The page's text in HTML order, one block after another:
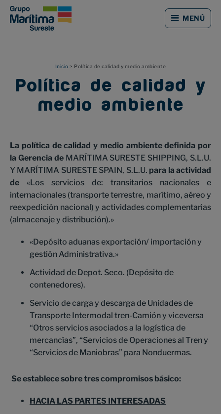
Saltar
contenido
Saltar
MENÚ
Inicio > Política de calidad y medio ambiente
Política de calidad y
medio ambiente
La política de calidad y medio ambiente definida por
la Gerencia de MARÍTIMA SURESTE SHIPPING, S.L.U.
Y MARÍTIMA SURESTE SPAIN, S.L.U. para la actividad
de «Los servicios de: transitarios nacionales e
internacionales (transporte terrestre, marítimo, aéreo y
reexpedición nacional) y actividades complementarias
(almacenaje y distribución).»
«Depósito aduanas exportación/ importación y
gestión Administrativa.»
Actividad de Depot. Seco. (Depósito de
contenedores).
Servicio de carga y descarga de Unidades de
Transporte Intermodal tren-Camión y viceversa
“Otros servicios asociados a la logística de
mercancías”, “Servicios de Operaciones al Tren y
“Servicios de Maniobras” para Nonduermas.
Se establece sobre tres compromisos básico:
HACIA LAS PARTES INTERESADAS